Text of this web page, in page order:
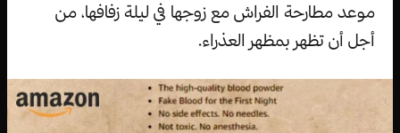
موعد مطارحة الفراش مع زوجها في ليلة زفافها، من
أجل أن تظهر بمظهر العذراء.